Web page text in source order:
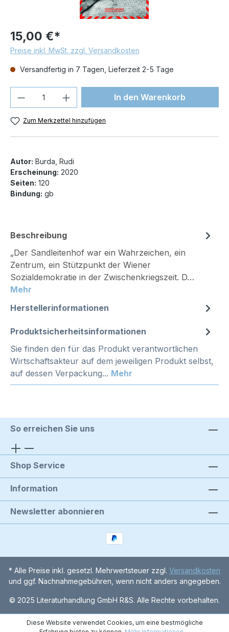
15,00 €*
Preise inkl. MwSt. zzgl. Versandkosten
Versandfertig in 7 Tagen, Lieferzeit 2-5 Tage
Produkt Anzahl: Gib denIn den Warenkorb
Zum Merkzettel hinzufügen
Autor: Burda, Rudi
Erscheinung: 2020
Seiten: 120
Bindung: gb
Beschreibung
„Der Sandleitenhof war ein Wahrzeichen, ein
Zentrum, ein Stützpunkt der Wiener
Sozialdemokratie in der Zwischenkriegszeit. D…
Mehr
Herstellerinformationen
Produktsicherheitsinformationen
Sie finden den für das Produkt verantwortlichen
Wirtschaftsakteur auf dem jeweiligen Produkt selbst,
auf dessen Verpackung... Mehr
So erreichen Sie uns
Shop Service
Information
Newsletter abonnieren
* Alle Preise inkl. gesetzl. Mehrwertsteuer zzgl. Versandkosten
und ggf. Nachnahmegebühren, wenn nicht anders angegeben.
© 2025 Literaturhandlung GmbH R&S. Alle Rechte vorbehalten.
Diese Website verwendet Cookies, um eine bestmögliche